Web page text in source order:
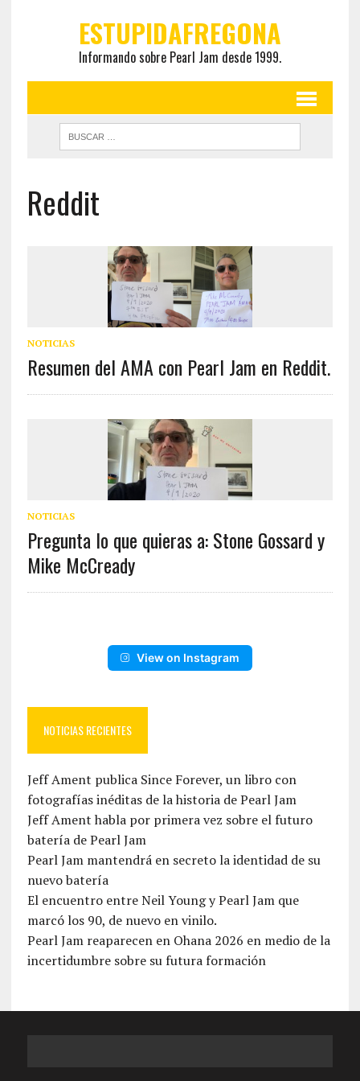
ESTUPIDAFREGONA
Informando sobre Pearl Jam desde 1999.
Reddit
NOTICIAS
Resumen del AMA con Pearl Jam en Reddit.
NOTICIAS
Pregunta lo que quieras a: Stone Gossard y
Mike McCready
View on Instagram
NOTICIAS RECIENTES
Jeff Ament publica Since Forever, un libro con
fotografías inéditas de la historia de Pearl Jam
Jeff Ament habla por primera vez sobre el futuro
batería de Pearl Jam
Pearl Jam mantendrá en secreto la identidad de su
nuevo batería
El encuentro entre Neil Young y Pearl Jam que
marcó los 90, de nuevo en vinilo.
Pearl Jam reaparecen en Ohana 2026 en medio de la
incertidumbre sobre su futura formación